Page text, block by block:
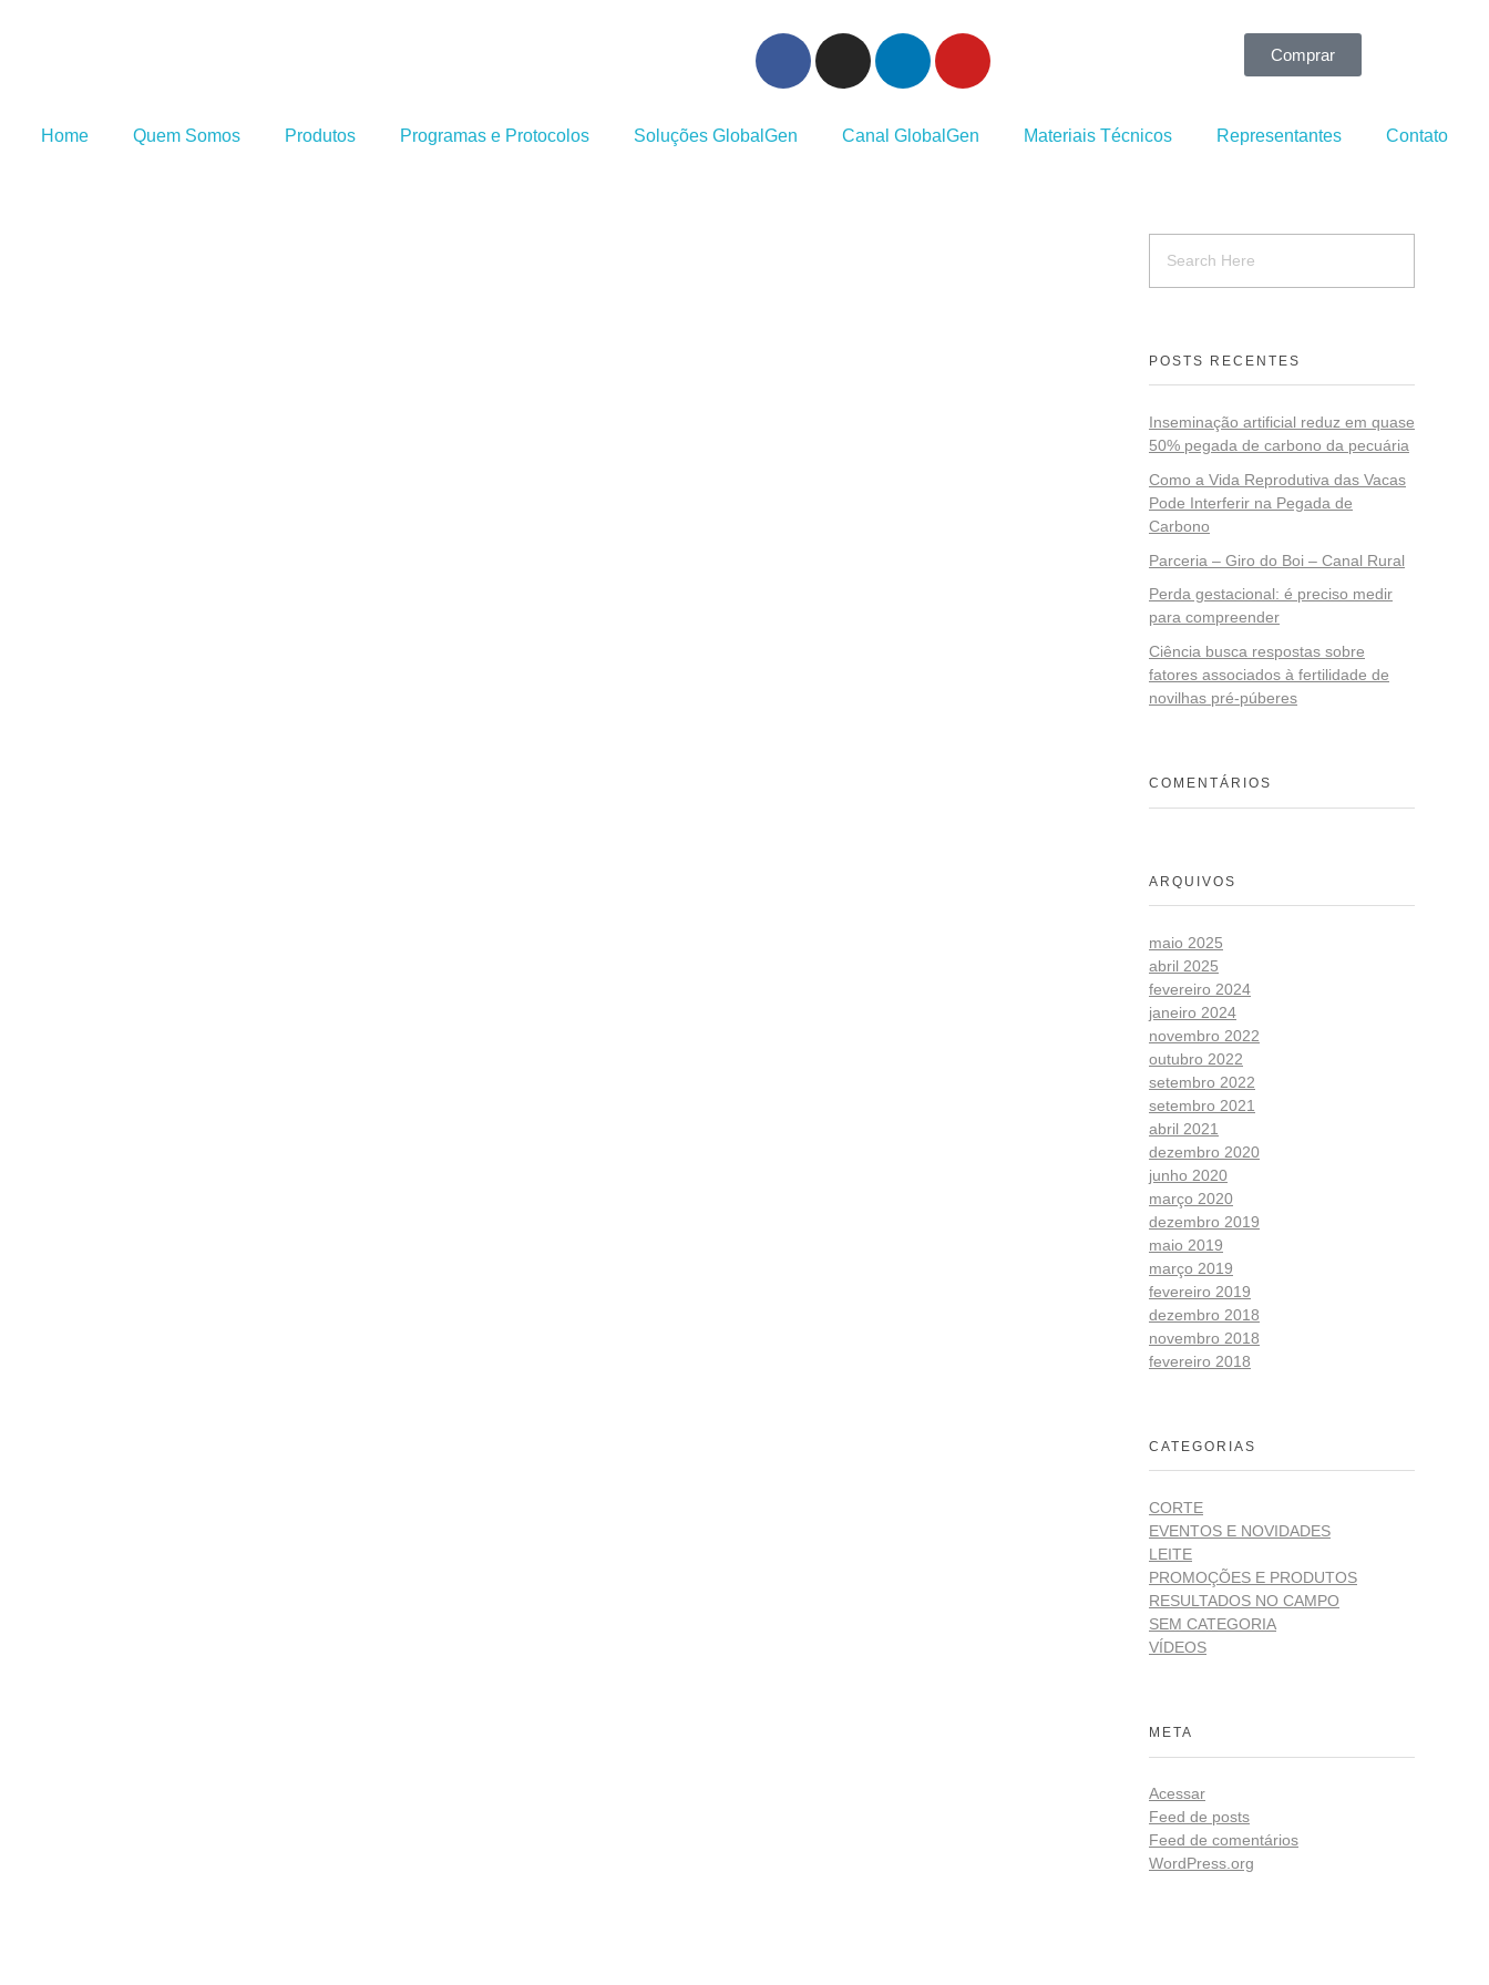
Comprar
Home Quem Somos Produtos Programas e Protocolos Soluções GlobalGen Canal GlobalGen Materiais Técnicos Representantes Contato
POSTS RECENTES
Inseminação artificial reduz em quase
50% pegada de carbono da pecuária
Como a Vida Reprodutiva das Vacas
Pode Interferir na Pegada de
Carbono
Parceria – Giro do Boi – Canal Rural
Perda gestacional: é preciso medir
para compreender
Ciência busca respostas sobre
fatores associados à fertilidade de
novilhas pré-púberes
COMENTÁRIOS
ARQUIVOS
maio 2025
abril 2025
fevereiro 2024
janeiro 2024
novembro 2022
outubro 2022
setembro 2022
setembro 2021
abril 2021
dezembro 2020
junho 2020
março 2020
dezembro 2019
maio 2019
março 2019
fevereiro 2019
dezembro 2018
novembro 2018
fevereiro 2018
CATEGORIAS
CORTE
EVENTOS E NOVIDADES
LEITE
PROMOÇÕES E PRODUTOS
RESULTADOS NO CAMPO
SEM CATEGORIA
VÍDEOS
META
Acessar
Feed de posts
Feed de comentários
WordPress.org